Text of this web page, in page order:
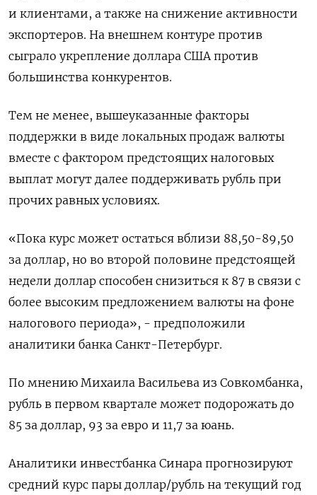
и клиентами, а также на снижение активности
экспортеров. На внешнем контуре против
сыграло укрепление доллара США против
большинства конкурентов.
Тем не менее, вышеуказанные факторы
поддержки в виде локальных продаж валюты
вместе с фактором предстоящих налоговых
выплат могут далее поддерживать рубль при
прочих равных условиях.
«Пока курс может остаться вблизи 88,50-89,50
за доллар, но во второй половине предстоящей
недели доллар способен снизиться к 87 в связи с
более высоким предложением валюты на фоне
налогового периода», - предположили
аналитики банка Санкт-Петербург.
По мнению Михаила Васильева из Совкомбанка,
рубль в первом квартале может подорожать до
85 за доллар, 93 за евро и 11,7 за юань.
Аналитики инвестбанка Синара прогнозируют
средний курс пары доллар/рубль на текущий год